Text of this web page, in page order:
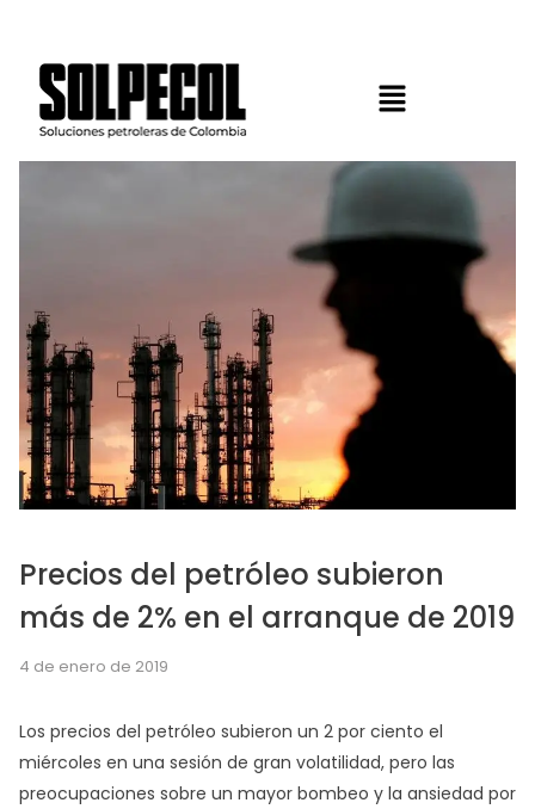
Precios del petróleo subieron
más de 2% en el arranque de 2019
4 de enero de 2019
Los precios del petróleo subieron un 2 por ciento el
miércoles en una sesión de gran volatilidad, pero las
preocupaciones sobre un mayor bombeo y la ansiedad por